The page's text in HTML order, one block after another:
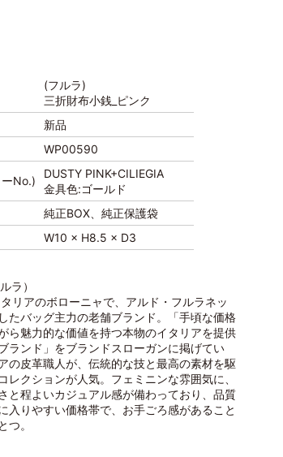
(フルラ)
三折財布小銭_ピンク
新品
WP00590
No.)
DUSTY PINK+CILIEGIA
金具色:ゴールド
純正BOX、純正保護袋
W10 × H8.5 × D3
ラ）
リアのボローニャで、アルド・フルラネッ
たバッグ主力の老舗ブランド。「手頃な価格
ら魅力的な価値を持つ本物のイタリアを提供
ランド」をブランドスローガンに掲げてい
の皮革職人が、伝統的な技と最高の素材を駆
レクションが人気。フェミニンな雰囲気に、
と程よいカジュアル感が備わっており、品質
入りやすい価格帯で、お手ごろ感があること
つ。